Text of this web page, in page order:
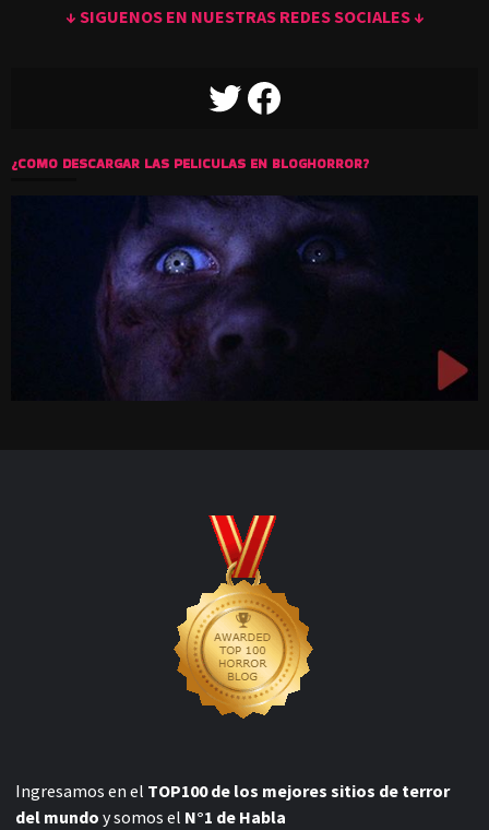
↓ SIGUENOS EN NUESTRAS REDES SOCIALES ↓
TWITTERFACEBOOK
¿COMO DESCARGAR LAS PELICULAS EN BLOGHORROR?
Ingresamos en el TOP100 de los mejores sitios de terror
del mundo y somos el N°1 de Habla